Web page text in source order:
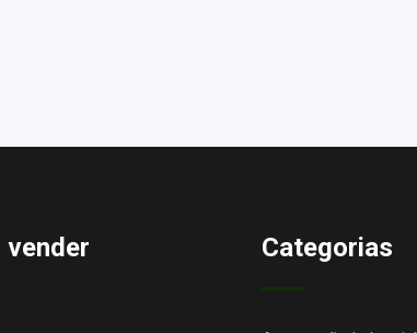
vender Categorias